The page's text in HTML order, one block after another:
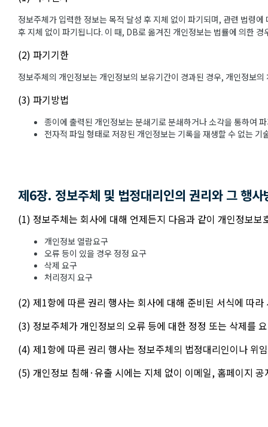
정보주체가 입력한 정보는 목적 달성 후 지체 없이 파기되며, 관련 법령
후 지체 없이 파기됩니다. 이 때, DB로 옮겨진 개인정보는 법률에 의한
(2) 파기기한
정보주체의 개인정보는 개인정보의 보유기간이 경과된 경우, 개인정보
(3) 파기방법
종이에 출력된 개인정보는 분쇄기로 분쇄하거나 소각을 통하여
전자적 파일 형태로 저장된 개인정보는 기록을 재생할 수 없는 기
제6장. 정보주체 및 법정대리인의 권리와 그 행사
(1) 정보주체는 회사에 대해 언제든지 다음과 같이 개인정보보
개인정보 열람요구
오류 등이 있을 경우 정정 요구
삭제 요구
처리정지 요구
(2) 제1항에 따른 권리 행사는 회사에 대해 준비된 서식에 따
(3) 정보주체가 개인정보의 오류 등에 대한 정정 또는 삭제를
(4) 제1항에 따른 권리 행사는 정보주체의 법정대리인이나 위
(5) 개인정보 침해·유출 시에는 지체 없이 이메일, 홈페이지